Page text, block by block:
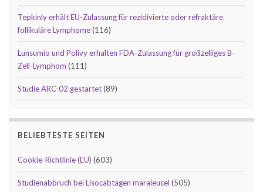
Tepkinly erhält EU-Zulassung für rezidivierte oder refraktäre
follikuläre Lymphome(116)
Lunsumio und Polivy erhalten FDA-Zulassung für großzelliges B-
Zell-Lymphom (111)
Studie ARC-02 gestartet(89)
BELIEBTESTE SEITEN
Cookie-Richtlinie (EU) (603)
Studienabbruch bei Lisocabtagen maraleucel (505)